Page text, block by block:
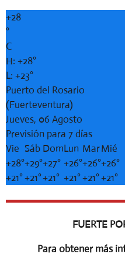
+28
°
C
H: +28°
L: +23°
Puerto del Rosario
(Fuerteventura)
Jueves, 06 Agosto
Previsión para 7 días
Vie Sáb DomLun MarMié
+28°+29°+27° +26°+26°+26°
+21°+21°+21° +21°+21°+21°
FUERTE
Para obtener más